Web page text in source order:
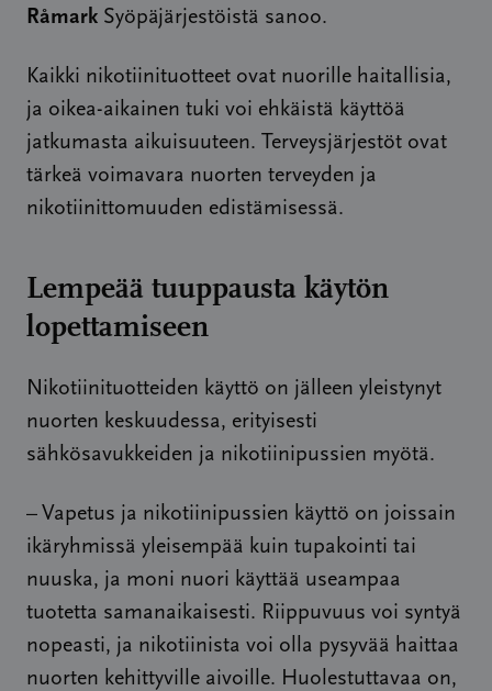
Råmark Syöpäjärjestöistä sanoo.
Kaikki nikotiinituotteet ovat nuorille haitallisia,
ja oikea-aikainen tuki voi ehkäistä käyttöä
jatkumasta aikuisuuteen. Terveysjärjestöt ovat
tärkeä voimavara nuorten terveyden ja
nikotiinittomuuden edistämisessä.
Lempeää tuuppausta käytön
lopettamiseen
Nikotiinituotteiden käyttö on jälleen yleistynyt
nuorten keskuudessa, erityisesti
sähkösavukkeiden ja nikotiinipussien myötä.
– Vapetus ja nikotiinipussien käyttö on joissain
ikäryhmissä yleisempää kuin tupakointi tai
nuuska, ja moni nuori käyttää useampaa
tuotetta samanaikaisesti. Riippuvuus voi syntyä
nopeasti, ja nikotiinista voi olla pysyvää haittaa
nuorten kehittyville aivoille. Huolestuttavaa on,